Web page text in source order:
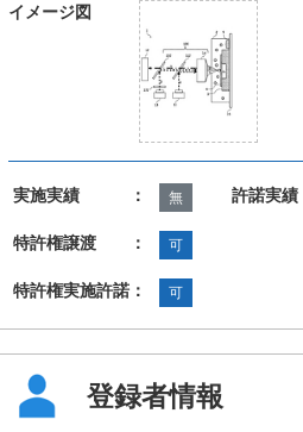
イメージ図
実施実績 ： 無 許諾実
特許権譲渡 ： 可
特許権実施許諾： 可
登録者情報